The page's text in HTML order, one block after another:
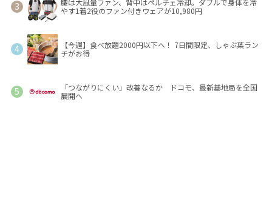
腰は大風量ファン、背中はペルチェ冷却。ダブルで身体を冷
やす1着2役のファン付きウェアが10,980円
【今週】食べ放題2000円以下へ！ 7日間限定、しゃぶ葉ラン
チがお得
「つながりにくい」改善なるか ドコモ、最新基地局を全国
展開へ